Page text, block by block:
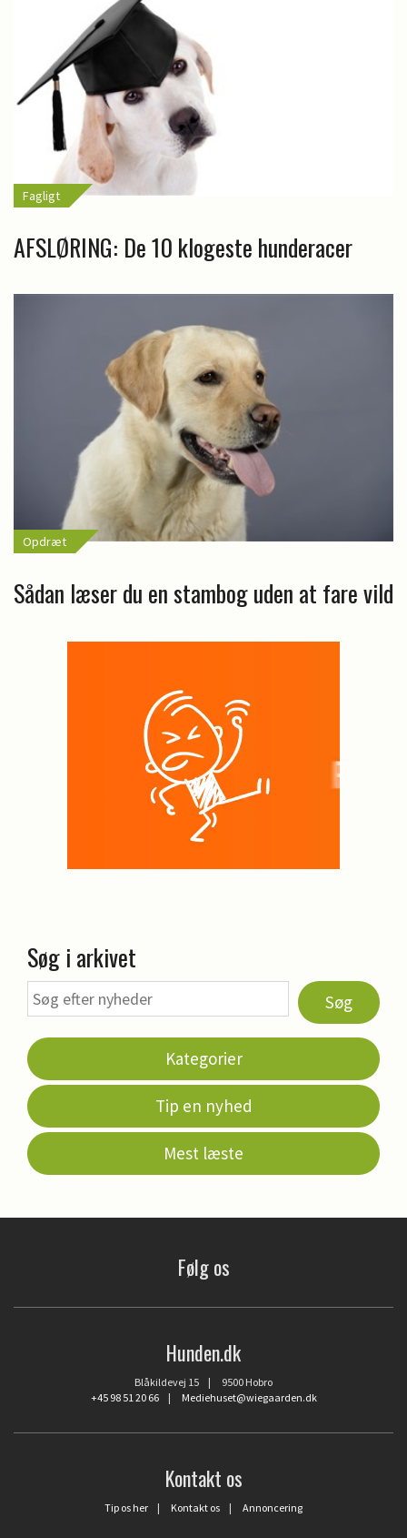
Fagligt
AFSLØRING: De 10 klogeste hunderacer
Opdræt
Sådan læser du en stambog uden at fare vild
Søg i arkivet
Søg
Kategorier
Tip en nyhed
Mest læste
Følg os
Hunden.dk
Blåkildevej 15 | 9500 Hobro
+45 98 51 20 66| Mediehuset@wiegaarden.dk
Kontakt os
Tip os her | Kontakt os | Annoncering